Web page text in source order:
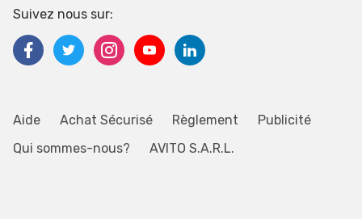
Aide Achat Sécurisé Règlement
Publicité
Qui sommes-nous?
AVITO S.A.R.L.
Suivez nous sur: